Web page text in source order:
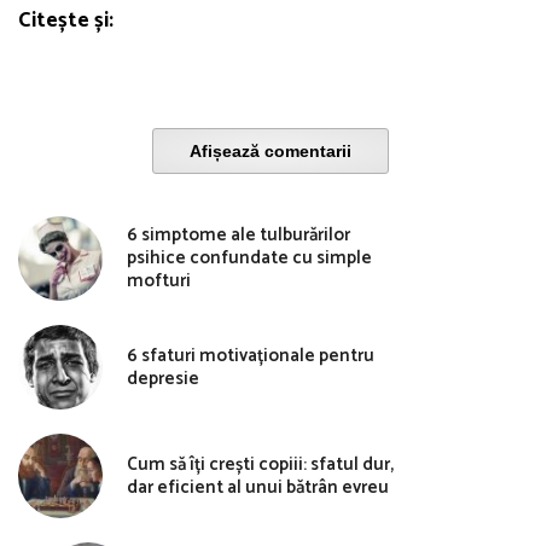
Citește și:
Afișează comentarii
6 simptome ale tulburărilor
psihice confundate cu simple
mofturi
6 sfaturi motivaționale pentru
depresie
Cum să îți crești copiii: sfatul dur,
dar eficient al unui bătrân evreu